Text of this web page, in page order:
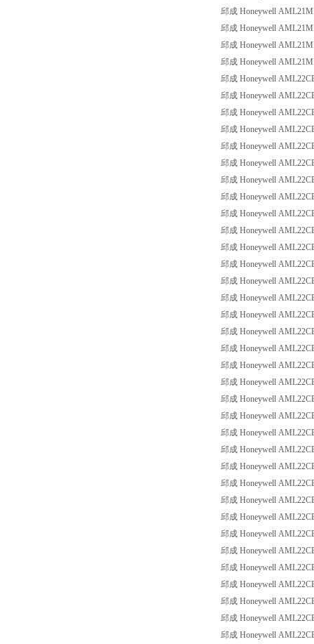
邱成 Honeywell
邱成 Honeywell
邱成 Honeywell
邱成 Honeywell
邱成 Honeywell
邱成 Honeywell
邱成 Honeywell
邱成 Honeywell
邱成 Honeywell
邱成 Honeywell
邱成 Honeywell
邱成 Honeywell
邱成 Honeywell
邱成 Honeywell
邱成 Honeywell
邱成 Honeywell
邱成 Honeywell
邱成 Honeywell
邱成 Honeywell
邱成 Honeywell
邱成 Honeywell
邱成 Honeywell
邱成 Honeywell
邱成 Honeywell
邱成 Honeywell
邱成 Honeywell
邱成 Honeywell
邱成 Honeywell
邱成 Honeywell
邱成 Honeywell
邱成 Honeywell
邱成 Honeywell
邱成 Honeywell
邱成 Honeywell
邱成 Honeywell
邱成 Honeywell
邱成 Honeywell
邱成 Honeywell